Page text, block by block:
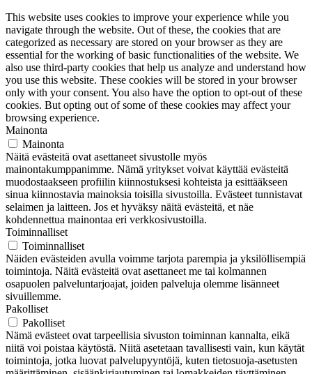
This website uses cookies to improve your experience while you
navigate through the website. Out of these, the cookies that are
categorized as necessary are stored on your browser as they are
essential for the working of basic functionalities of the website. We
also use third-party cookies that help us analyze and understand how
you use this website. These cookies will be stored in your browser
only with your consent. You also have the option to opt-out of these
cookies. But opting out of some of these cookies may affect your
browsing experience.
Mainonta
Mainonta
Näitä evästeitä ovat asettaneet sivustolle myös
mainontakumppanimme. Nämä yritykset voivat käyttää evästeitä
muodostaakseen profiilin kiinnostuksesi kohteista ja esittääkseen
sinua kiinnostavia mainoksia toisilla sivustoilla. Evästeet tunnistavat
selaimen ja laitteen. Jos et hyväksy näitä evästeitä, et näe
kohdennettua mainontaa eri verkkosivustoilla.
Toiminnalliset
Toiminnalliset
Näiden evästeiden avulla voimme tarjota parempia ja yksilöllisempiä
toimintoja. Näitä evästeitä ovat asettaneet me tai kolmannen
osapuolen palveluntarjoajat, joiden palveluja olemme lisänneet
sivuillemme.
Pakolliset
Pakolliset
Nämä evästeet ovat tarpeellisia sivuston toiminnan kannalta, eikä
niitä voi poistaa käytöstä. Niitä asetetaan tavallisesti vain, kun käytät
toimintoja, jotka luovat palvelupyyntöjä, kuten tietosuoja-asetusten